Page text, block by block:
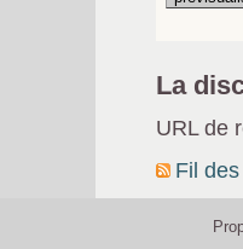
La
URL de
Fil